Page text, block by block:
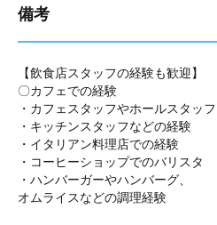
備考
【飲食店スタッフの経験も歓迎】
〇カフェでの経験
・カフェスタッフやホールスタッフ
・キッチンスタッフなどの経験
・イタリアン料理店での経験
・コーヒーショップでのバリスタ
・ハンバーガーやハンバーグ、
オムライスなどの調理経験